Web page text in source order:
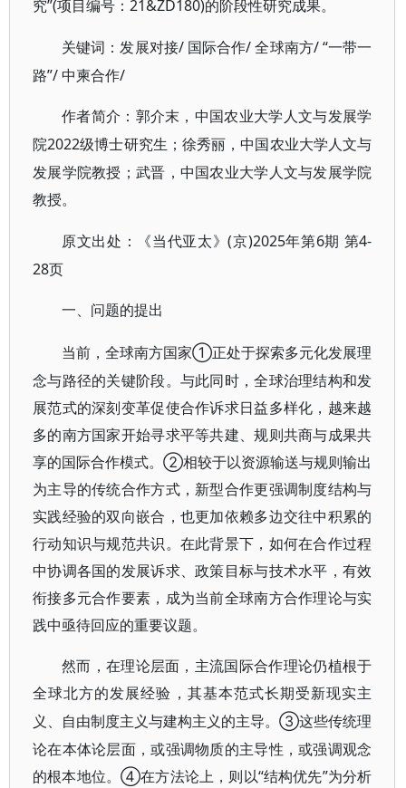
究”(项目编号：21&ZD180)的阶段性研究成果。
关键词：发展对接/ 国际合作/ 全球南方/ “一带一
路”/ 中柬合作/
作者简介：郭介末，中国农业大学人文与发展学
院2022级博士研究生；徐秀丽，中国农业大学人文与
发展学院教授；武晋，中国农业大学人文与发展学院
教授。
原文出处：《当代亚太》(京)2025年第6期 第4-
28页
一、问题的提出
当前，全球南方国家①正处于探索多元化发展理
念与路径的关键阶段。与此同时，全球治理结构和发
展范式的深刻变革促使合作诉求日益多样化，越来越
多的南方国家开始寻求平等共建、规则共商与成果共
享的国际合作模式。②相较于以资源输送与规则输出
为主导的传统合作方式，新型合作更强调制度结构与
实践经验的双向嵌合，也更加依赖多边交往中积累的
行动知识与规范共识。在此背景下，如何在合作过程
中协调各国的发展诉求、政策目标与技术水平，有效
衔接多元合作要素，成为当前全球南方合作理论与实
践中亟待回应的重要议题。
然而，在理论层面，主流国际合作理论仍植根于
全球北方的发展经验，其基本范式长期受新现实主
义、自由制度主义与建构主义的主导。③这些传统理
论在本体论层面，或强调物质的主导性，或强调观念
的根本地位。④在方法论上，则以“结构优先”为分析